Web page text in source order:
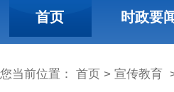
首页 时政要
您当前位置： 首页 > 宣传教育